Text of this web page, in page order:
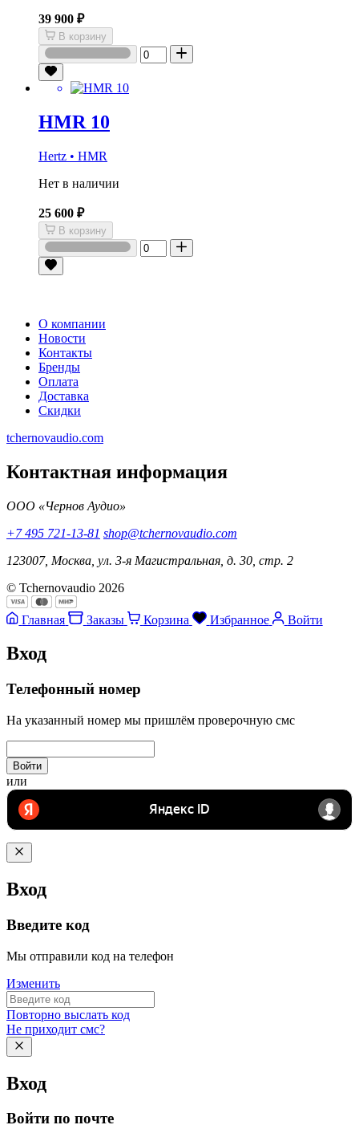
39 900 ₽
В корзину
HMR 10
Hertz • HMR
Нет в наличии
25 600 ₽
В корзину
О компании
Новости
Контакты
Бренды
Оплата
Доставка
Скидки
tchernovaudio.com
Контактная информация
ООО «Чернов Аудио»
+7 495 721-13-81 shop@tchernovaudio.com
123007, Москва, ул. 3-я Магистральная, д. 30, стр. 2
© Tchernovaudio 2026
Главная Заказы Корзина Избранное Войти
Вход
Телефонный номер
На указанный номер мы пришлём проверочную смс
Войти
или
Вход
Введите код
Мы отправили код на телефон
Изменить
Повторно выслать код
Не приходит смс?
Вход
Войти по почте